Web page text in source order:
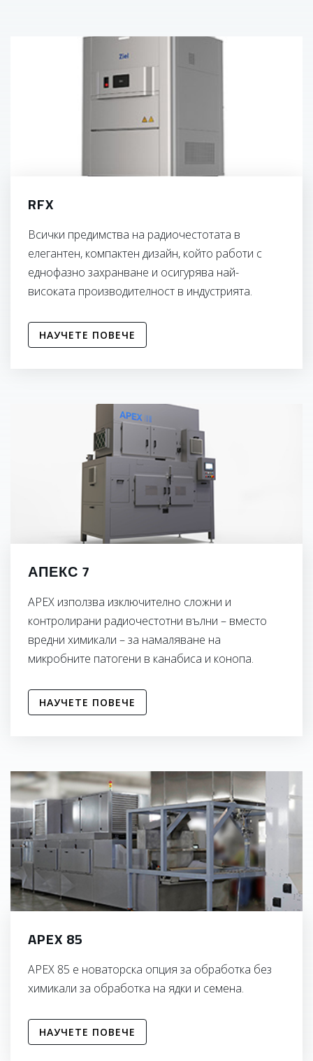
RFX
Всички предимства на радиочестотата в
елегантен, компактен дизайн, който работи с
еднофазно захранване и осигурява най-
високата производителност в индустрията.
НАУЧЕТЕ ПОВЕЧЕ
АПЕКС 7
APEX използва изключително сложни и
контролирани радиочестотни вълни – вместо
вредни химикали – за намаляване на
микробните патогени в канабиса и конопа.
НАУЧЕТЕ ПОВЕЧЕ
APEX 85
APEX 85 е новаторска опция за обработка без
химикали за обработка на ядки и семена.
НАУЧЕТЕ ПОВЕЧЕ